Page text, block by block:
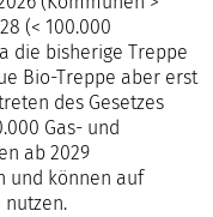
(< 100.000
die bisherige Treppe
Bio-Treppe aber erst
des Gesetzes
Gas- und
ab 2029
und können auf